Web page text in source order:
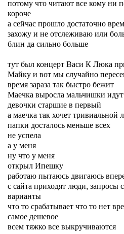
потому что читают все кому ни
короче
а сейчас прошло достаточно
захожу и не отслеживаю или
блин да сильно больше
тут был концерт Васи К Люка
Майку и вот мы случайно
время зараза так быстро бежит
Маечка выросла мальчишки
девочки старшие в первый
а маечка так хочет тривиальной
папки досталось меньше всех
не успела
а у меня
ну что у меня
открыл Ипешку
работаю пытаюсь двигаюсь
с сайта приходят люди, запросы
варианты
что то срабатывает что то нет
самое дешевое
всем тяжко все выкручиваются